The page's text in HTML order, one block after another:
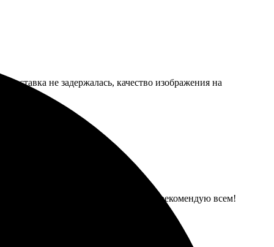
не задержалась, качество изображения на
доставили в срок. Оценка 5 из 5, рекомендую всем!